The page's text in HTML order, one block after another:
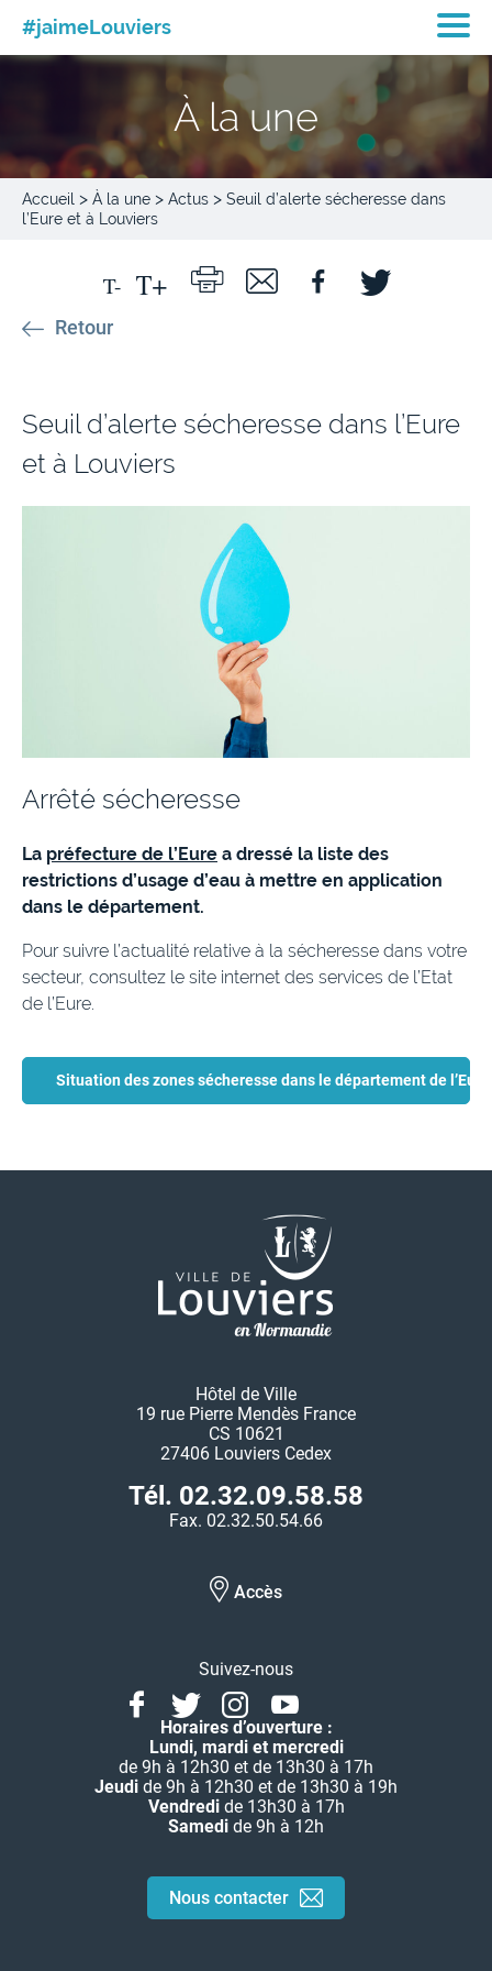
#jaimeLouviers
À la une
Accueil > À la une > Actus > Seuil d’alerte sécheresse dans
l’Eure et à Louviers
Retour
Seuil d’alerte sécheresse dans l’Eure
et à Louviers
Arrêté sécheresse
La préfecture de l’Eure a dressé la liste des
restrictions d’usage d’eau à mettre en application
dans le département.
Pour suivre l’actualité relative à la sécheresse dans votre
secteur, consultez le site internet des services de l’Etat
de l’Eure.
Situation des zones sécheresse dans le département de l’Eure
Hôtel de Ville
19 rue Pierre Mendès France
CS 10621
27406 Louviers Cedex
Tél. 02.32.09.58.58
Fax. 02.32.50.54.66
Accès
Suivez-nous
FacebookTwitterInstagramYoutube
Horaires d’ouverture :
Lundi, mardi et mercredi
de 9h à 12h30 et de 13h30 à 17h
Jeudi de 9h à 12h30 et de 13h30 à 19h
Vendredide 13h30 à 17h
Samedi de 9h à 12h
Nous contacter